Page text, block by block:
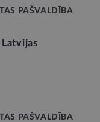
PAŠVALDĪBA
PAŠVALDĪBA